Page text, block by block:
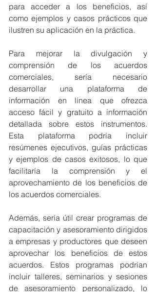
para acceder a los beneficios, así
como ejemplos y casos prácticos que
ilustren su aplicación en la práctica.
Para mejorar la divulgación y
comprensión de los acuerdos
comerciales, sería necesario
desarrollar una plataforma de
información en línea que ofrezca
acceso fácil y gratuito a información
detallada sobre estos instrumentos.
Esta plataforma podría incluir
resúmenes ejecutivos, guías prácticas
y ejemplos de casos exitosos, lo que
facilitaría la comprensión y el
aprovechamiento de los beneficios de
los acuerdos comerciales.
Además, sería útil crear programas de
capacitación y asesoramiento dirigidos
a empresas y productores que deseen
aprovechar los beneficios de estos
acuerdos. Estos programas podrían
incluir talleres, seminarios y sesiones
de asesoramiento personalizado, lo